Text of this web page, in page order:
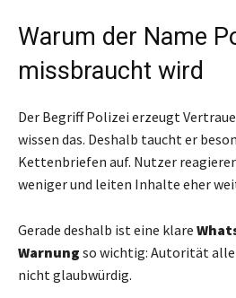
Warum der Name
missbraucht wird
Der Begriff Polizei erzeugt
wissen das. Deshalb taucht er
Kettenbriefen auf. Nutzer
weniger und leiten Inhalte eher
Gerade deshalb ist eine klare
Warnung so wichtig: Autorität
nicht glaubwürdig.